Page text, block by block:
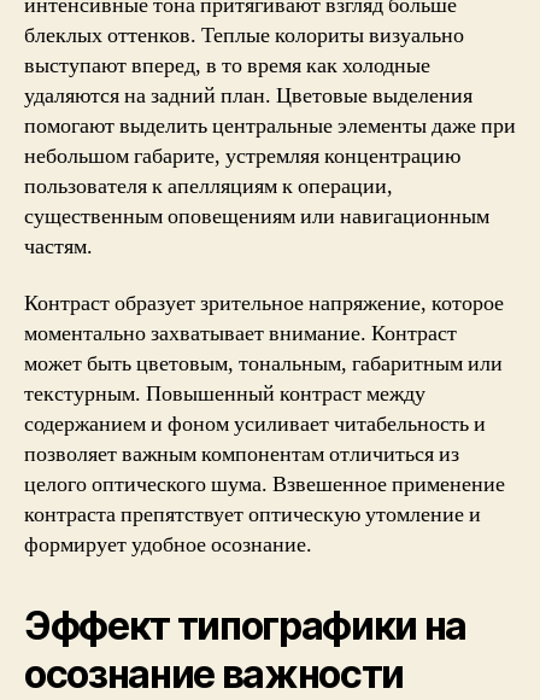
блеклых оттенков. Теплые колориты визуально
выступают вперед, в то время как холодные
удаляются на задний план. Цветовые выделения
помогают выделить центральные элементы даже при
небольшом габарите, устремляя концентрацию
пользователя к апелляциям к операции,
существенным оповещениям или навигационным
частям.
Контраст образует зрительное напряжение, которое
моментально захватывает внимание. Контраст
может быть цветовым, тональным, габаритным или
текстурным. Повышенный контраст между
содержанием и фоном усиливает читабельность и
позволяет важным компонентам отличиться из
целого оптического шума. Взвешенное применение
контраста препятствует оптическую утомление и
формирует удобное осознание.
Эффект типографики на
осознание важности